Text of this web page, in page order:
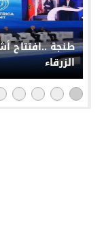
حملة
رد حضاري على